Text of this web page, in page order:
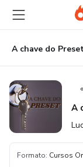
para
conteúdo
principal
para
pagamento
para
rodapé
A chave do
A
Formato: Cursos